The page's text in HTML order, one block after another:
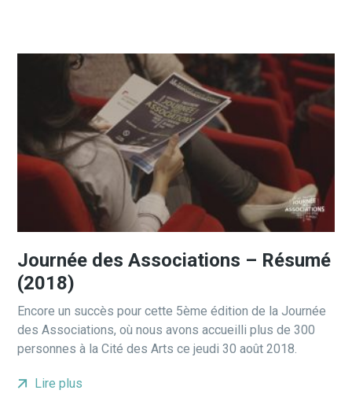
Journée des Associations – Résumé
(2018)
Encore un succès pour cette 5ème édition de la Journée
des Associations, où nous avons accueilli plus de 300
personnes à la Cité des Arts ce jeudi 30 août 2018.
Lire plus